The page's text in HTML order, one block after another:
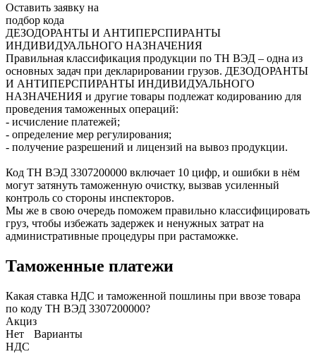
Оставить заявку на
подбор кода
ДЕЗОДОРАНТЫ И АНТИПЕРСПИРАНТЫ
ИНДИВИДУАЛЬНОГО НАЗНАЧЕНИЯ
Правильная классификация продукции по ТН ВЭД – одна из
основных задач при декларировании грузов. ДЕЗОДОРАНТЫ
И АНТИПЕРСПИРАНТЫ ИНДИВИДУАЛЬНОГО
НАЗНАЧЕНИЯ и другие товары подлежат кодированию для
проведения таможенных операций:
- исчисление платежей;
- определение мер регулирования;
- получение разрешений и лицензий на вывоз продукции.
Код ТН ВЭД 3307200000 включает 10 цифр, и ошибки в нём
могут затянуть таможенную очистку, вызвав усиленный
контроль со стороны инспекторов.
Мы же в свою очередь поможем правильно классифицировать
груз, чтобы избежать задержек и ненужных затрат на
административные процедуры при растаможке.
Таможенные платежи
Какая ставка НДС и таможенной пошлины при ввозе товара
по коду ТН ВЭД 3307200000?
Акциз
Нет
Варианты
НДС